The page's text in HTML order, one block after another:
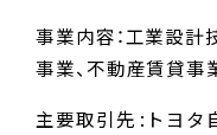
事業内容：工業設計
事業、不動産賃貸事
主要取引先 :トヨタ